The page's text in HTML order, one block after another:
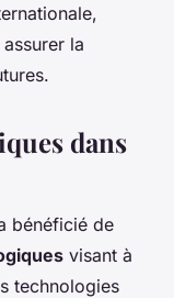
la
dans
bénéficié de
visant à
technologies